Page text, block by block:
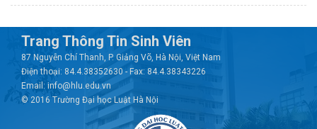
Trang Thông Tin Sinh Viên
87 Nguyễn Chí Thanh, P. Giảng Võ, Hà Nội, Việt Nam
Điện thoại: 84.4.38352630 - Fax: 84.4.38343226
Email: info@hlu.edu.vn
© 2016 Trường Đại học Luật Hà Nội